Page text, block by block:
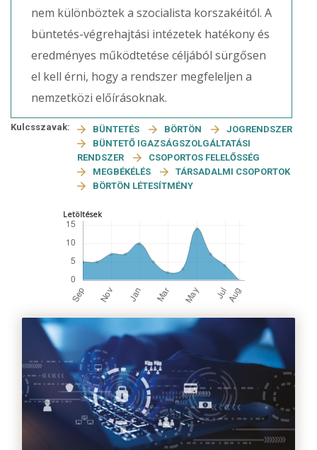
nem különböztek a szocialista korszakéitól. A
büntetés-végrehajtási intézetek hatékony és
eredményes működtetése céljából sürgősen
el kell érni, hogy a rendszer megfeleljen a
nemzetközi előírásoknak.
Kulcsszavak: BÜNTETÉS BÖRTÖN
JOGRENDSZER
BÜNTETŐ IGAZSÁGSZOLGÁLTATÁSI
RENDSZER
CSOPORTOS FELELŐSSÉG
MEGBÉKÉLÉS
TÁRSADALMI CSOPORTOK
BÖRTÖN LÉTESÍTMÉNY
Letöltések